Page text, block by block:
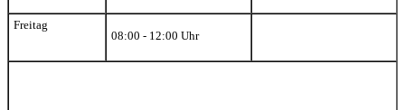
Freitag
08:00 - 12:00 Uhr